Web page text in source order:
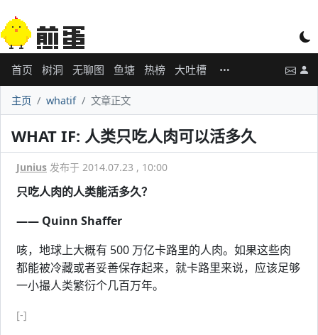
首页 树洞 无聊图 鱼塘 热榜 大吐槽
主页 whatif 文章正文
WHAT IF: 人类只吃人肉可以活多久
Junius 发布于 2014.07.23 , 10:00
只吃人肉的人类能活多久？
—— Quinn Shaffer
咳，地球上大概有 500 万亿卡路里的人肉。如果这些肉
都能被冷藏或者妥善保存起来，就卡路里来说，应该足够
一小撮人类繁衍个几百万年。
[-]